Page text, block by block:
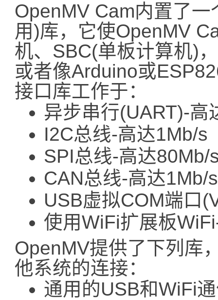
OpenMV Cam内置了
用)库，它使OpenMV
机、SBC(单板计算机)
或者像Arduino或
接口库工作于：
异步串行(UART)-高
I2C总线-高达1Mb/s
SPI总线-高达80Mb/
CAN总线-高达1Mb/s
USB虚拟COM端口
使用WiFi扩展板
OpenMV提供了下列库
他系统的连接：
通用的USB和WiFi